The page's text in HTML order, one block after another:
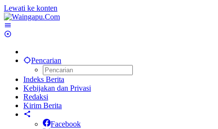
Lewati ke konten
Pencarian
Indeks Berita
Kebijakan dan Privasi
Redaksi
Kirim Berita
Facebook